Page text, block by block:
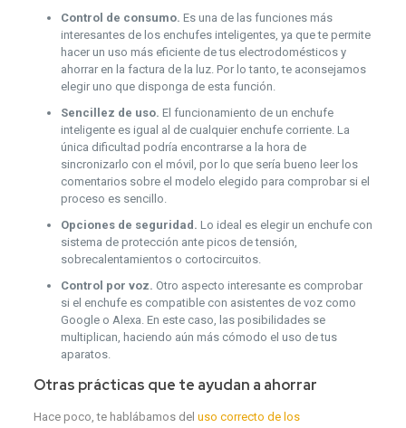
Control de consumo. Es una de las funciones más
interesantes de los enchufes inteligentes, ya que te permite
hacer un uso más eficiente de tus electrodomésticos y
ahorrar en la factura de la luz. Por lo tanto, te aconsejamos
elegir uno que disponga de esta función.
Sencillez de uso. El funcionamiento de un enchufe
inteligente es igual al de cualquier enchufe corriente. La
única dificultad podría encontrarse a la hora de
sincronizarlo con el móvil, por lo que sería bueno leer los
comentarios sobre el modelo elegido para comprobar si el
proceso es sencillo.
Opciones de seguridad. Lo ideal es elegir un enchufe con
sistema de protección ante picos de tensión,
sobrecalentamientos o cortocircuitos.
Control por voz. Otro aspecto interesante es comprobar
si el enchufe es compatible con asistentes de voz como
Google o Alexa. En este caso, las posibilidades se
multiplican, haciendo aún más cómodo el uso de tus
aparatos.
Otras prácticas que te ayudan a ahorrar
Hace poco, te hablábamos del uso correcto de los